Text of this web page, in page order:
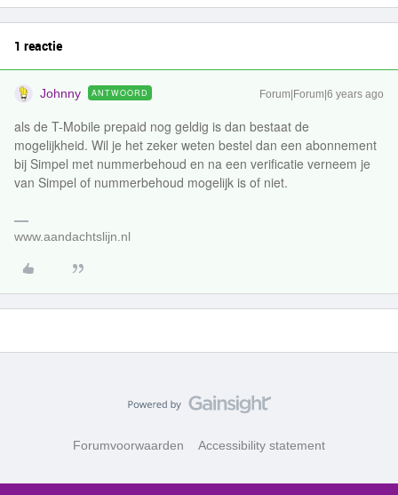
1 reactie
Johnny ANTWOORD Forum|Forum|6 years ago
als de T-Mobile prepaid nog geldig is dan bestaat de
mogelijkheid. Wil je het zeker weten bestel dan een abonnement
bij Simpel met nummerbehoud en na een verificatie verneem je
van Simpel of nummerbehoud mogelijk is of niet.
www.aandachtslijn.nl
Forumvoorwaarden Accessibility statement